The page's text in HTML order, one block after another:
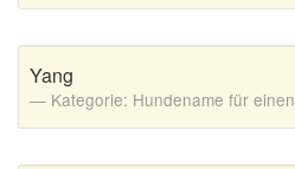
Yang
Kategorie: Hundename für einen